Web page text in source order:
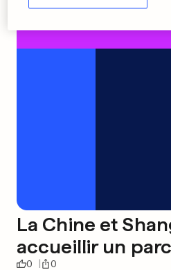
La Chine et
accueillir un
0 0